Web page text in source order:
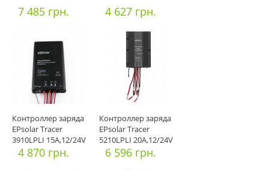
7 485 грн. 4 627 грн.
Контроллер заряда
EPsolar Tracer
3910LPLI 15A,12/24V
MPPT (О
4 870 грн.
Контроллер заряда
EPsolar Tracer
5210LPLI 20A,12/24V
MPPT (О
6 596 грн.